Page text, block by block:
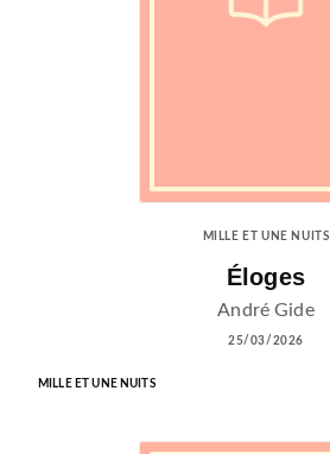
MILLE ET UNE NUITS
Éloges
André Gide
25/03/2026
MILLE ET UNE NUITS